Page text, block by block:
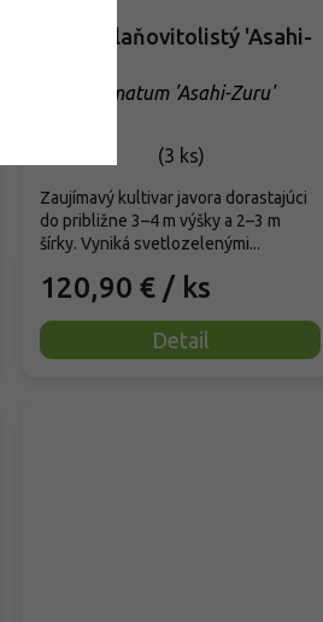
Javor dlaňovitolistý 'Asahi-
Acer palmatum 'Asahi-Zuru'
(3 ks)
120,90 € / ks
Detail
Zaujímavý kultivar javora dorastajúci
do približne 3–4 m výšky a 2–3 m
šírky. Vyniká svetlozelenými...